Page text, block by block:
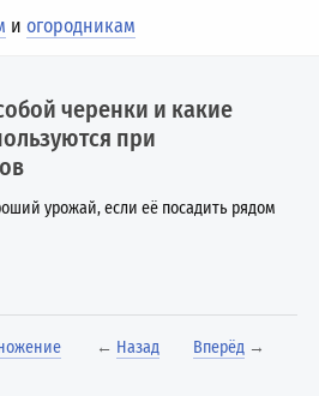
иогородникам
черенки и какие
при
урожай, если её посадить рядом
← Назад Вперёд →